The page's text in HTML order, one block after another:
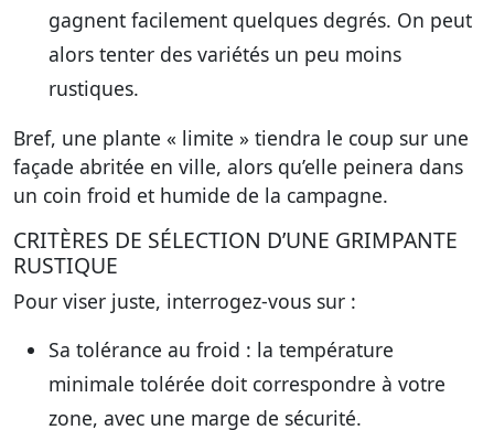
gagnent facilement quelques degrés. On peut
alors tenter des variétés un peu moins
rustiques.
Bref, une plante « limite » tiendra le coup sur une
façade abritée en ville, alors qu’elle peinera dans
un coin froid et humide de la campagne.
CRITÈRES DE SÉLECTION D’UNE GRIMPANTE
RUSTIQUE
Pour viser juste, interrogez-vous sur :
Sa tolérance au froid : la température
minimale tolérée doit correspondre à votre
zone, avec une marge de sécurité.